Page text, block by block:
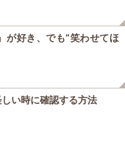
が好き、でも“笑わせてほ
い時に確認する方法